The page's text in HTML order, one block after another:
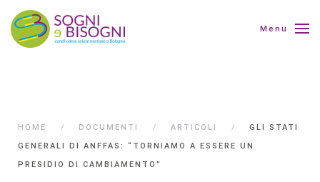
Menu
HOME DOCUMENTI ARTICOLI
GLI STATI
GENERALI DI ANFFAS: “TORNIAMO A ESSERE UN
PRESIDIO DI CAMBIAMENTO”